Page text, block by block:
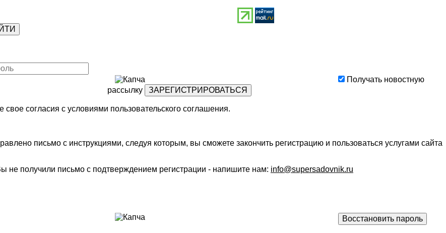
Получать новостную
рассылку
свое согласия с условиями пользовательского соглашения.
письмо с инструкциями, следуя которым, вы сможете закончить регистрацию и пользоваться услугами сайта
не получили письмо с подтверждением регистрации - напишите нам: info@supersadovnik.ru